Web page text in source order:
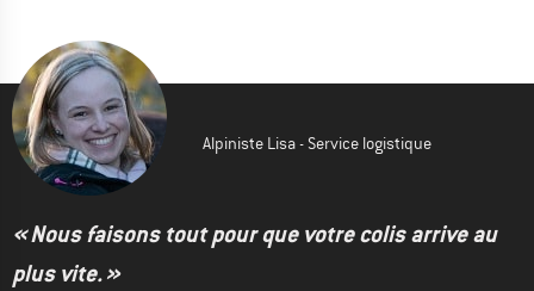
Alpiniste Lisa - Service logistique
« Nous faisons tout pour que votre colis arrive au
plus vite. »